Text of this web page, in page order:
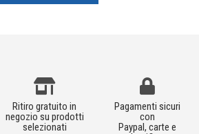
Ritiro gratuito in
negozio su prodotti
selezionati
Pagamenti sicuri
con
Paypal, carte e